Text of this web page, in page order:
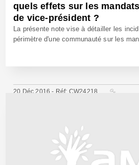
quels effets sur les
de vice-président ?
La présente note vise à détailler les
périmètre d'une communauté sur les
20 Déc 2016 - Réf: CW24218